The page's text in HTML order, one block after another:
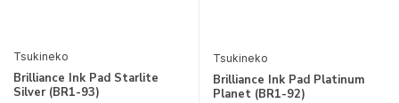
Tsukineko
Brilliance Ink Pad Starlite
Silver (BR1-93)
Tsukineko
Brilliance Ink Pad Platinum
Planet (BR1-92)